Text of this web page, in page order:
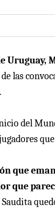
las
del
que
que
Saudita